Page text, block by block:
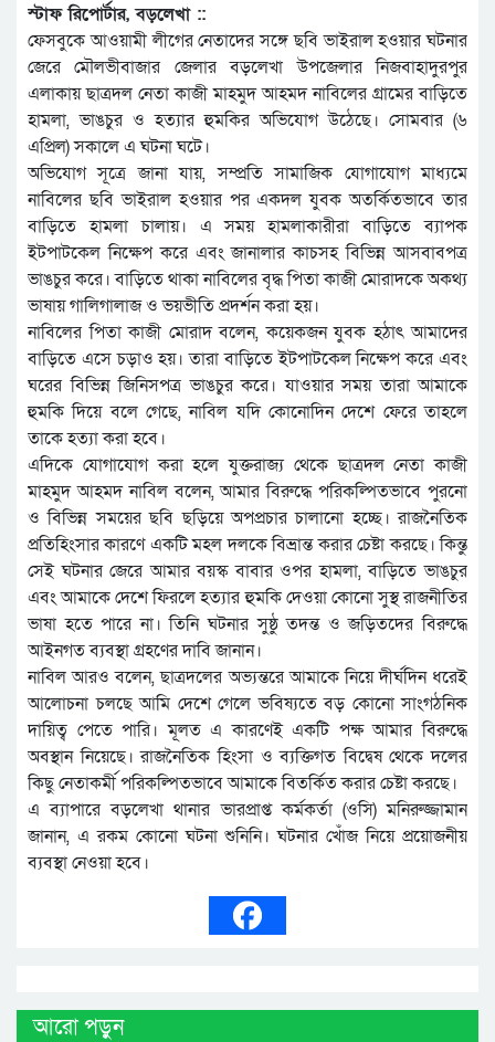
স্টাফ রিপোর্টার, বড়লেখা ::
ফেসবুকে আওয়ামী লীগের নেতাদের সঙ্গে ছবি ভাইরাল হওয়ার ঘটনার
জেরে মৌলভীবাজার জেলার বড়লেখা উপজেলার নিজবাহাদুরপুর
এলাকায় ছাত্রদল নেতা কাজী মাহমুদ আহমদ নাবিলের গ্রামের বাড়িতে
হামলা, ভাঙচুর ও হত্যার হুমকির অভিযোগ উঠেছে। সোমবার (৬
এপ্রিল) সকালে এ ঘটনা ঘটে।
অভিযোগ সূত্রে জানা যায়, সম্প্রতি সামাজিক যোগাযোগ মাধ্যমে
নাবিলের ছবি ভাইরাল হওয়ার পর একদল যুবক অতর্কিতভাবে তার
বাড়িতে হামলা চালায়। এ সময় হামলাকারীরা বাড়িতে ব্যাপক
ইটপাটকেল নিক্ষেপ করে এবং জানালার কাচসহ বিভিন্ন আসবাবপত্র
ভাঙচুর করে। বাড়িতে থাকা নাবিলের বৃদ্ধ পিতা কাজী মোরাদকে অকথ্য
ভাষায় গালিগালাজ ও ভয়ভীতি প্রদর্শন করা হয়।
নাবিলের পিতা কাজী মোরাদ বলেন, কয়েকজন যুবক হঠাৎ আমাদের
বাড়িতে এসে চড়াও হয়। তারা বাড়িতে ইটপাটকেল নিক্ষেপ করে এবং
ঘরের বিভিন্ন জিনিসপত্র ভাঙচুর করে। যাওয়ার সময় তারা আমাকে
হুমকি দিয়ে বলে গেছে, নাবিল যদি কোনোদিন দেশে ফেরে তাহলে
তাকে হত্যা করা হবে।
এদিকে যোগাযোগ করা হলে যুক্তরাজ্য থেকে ছাত্রদল নেতা কাজী
মাহমুদ আহমদ নাবিল বলেন, আমার বিরুদ্ধে পরিকল্পিতভাবে পুরনো
ও বিভিন্ন সময়ের ছবি ছড়িয়ে অপপ্রচার চালানো হচ্ছে। রাজনৈতিক
প্রতিহিংসার কারণে একটি মহল দলকে বিভ্রান্ত করার চেষ্টা করছে। কিন্তু
সেই ঘটনার জেরে আমার বয়স্ক বাবার ওপর হামলা, বাড়িতে ভাঙচুর
এবং আমাকে দেশে ফিরলে হত্যার হুমকি দেওয়া কোনো সুস্থ রাজনীতির
ভাষা হতে পারে না। তিনি ঘটনার সুষ্ঠু তদন্ত ও জড়িতদের বিরুদ্ধে
আইনগত ব্যবস্থা গ্রহণের দাবি জানান।
নাবিল আরও বলেন, ছাত্রদলের অভ্যন্তরে আমাকে নিয়ে দীর্ঘদিন ধরেই
আলোচনা চলছে আমি দেশে গেলে ভবিষ্যতে বড় কোনো সাংগঠনিক
দায়িত্ব পেতে পারি। মূলত এ কারণেই একটি পক্ষ আমার বিরুদ্ধে
অবস্থান নিয়েছে। রাজনৈতিক হিংসা ও ব্যক্তিগত বিদ্বেষ থেকে দলের
কিছু নেতাকর্মী পরিকল্পিতভাবে আমাকে বিতর্কিত করার চেষ্টা করছে।
এ ব্যাপারে বড়লেখা থানার ভারপ্রাপ্ত কর্মকর্তা (ওসি) মনিরুজ্জামান
জানান, এ রকম কোনো ঘটনা শুনিনি। ঘটনার খোঁজ নিয়ে প্রয়োজনীয়
ব্যবস্থা নেওয়া হবে।
আরো পড়ুন